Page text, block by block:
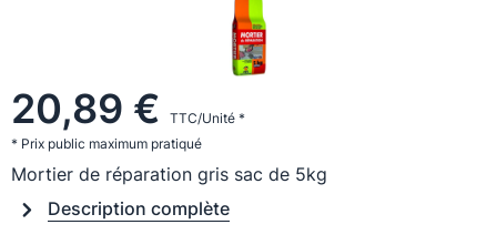
20,89 €
TTC/Unité *
* Prix public maximum pratiqué
Mortier de réparation gris sac de 5kg
Description complète